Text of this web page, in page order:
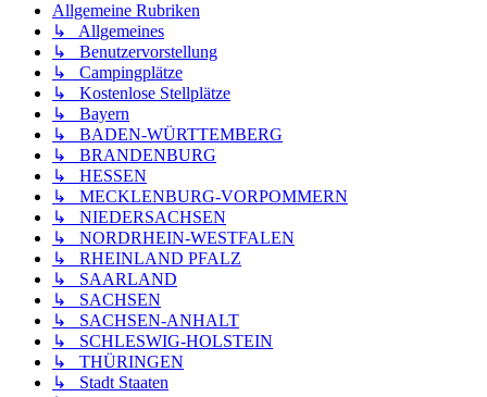
Allgemeine Rubriken
↳ Allgemeines
↳ Benutzervorstellung
↳ Campingplätze
↳ Kostenlose Stellplätze
↳ Bayern
↳ BADEN-WÜRTTEMBERG
↳ BRANDENBURG
↳ HESSEN
↳ MECKLENBURG-VORPOMMERN
↳ NIEDERSACHSEN
↳ NORDRHEIN-WESTFALEN
↳ RHEINLAND PFALZ
↳ SAARLAND
↳ SACHSEN
↳ SACHSEN-ANHALT
↳ SCHLESWIG-HOLSTEIN
↳ THÜRINGEN
↳ Stadt Staaten